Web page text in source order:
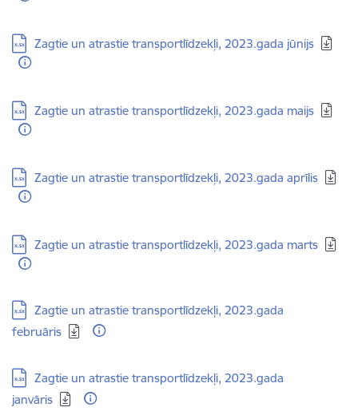
Lejupielādēt:
Zagtie un atrastie transportlīdzekļi, 2023.gada jūnijs
Lejupielādēt:
Zagtie un atrastie transportlīdzekļi, 2023.gada maijs
Lejupielādēt:
Zagtie un atrastie transportlīdzekļi, 2023.gada aprīlis
Lejupielādēt:
Zagtie un atrastie transportlīdzekļi, 2023.gada marts
Lejupielādēt:
Zagtie un atrastie transportlīdzekļi, 2023.gada
februāris
Lejupielādēt:
Zagtie un atrastie transportlīdzekļi, 2023.gada
janvāris